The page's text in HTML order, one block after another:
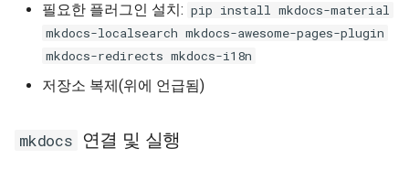
필요한 플러그인 설치: pip install mkdocs-material
mkdocs-localsearch mkdocs-awesome-pages-plugin
mkdocs-redirects mkdocs-i18n
저장소 복제(위에 언급됨)
mkdocs 연결 및 실행